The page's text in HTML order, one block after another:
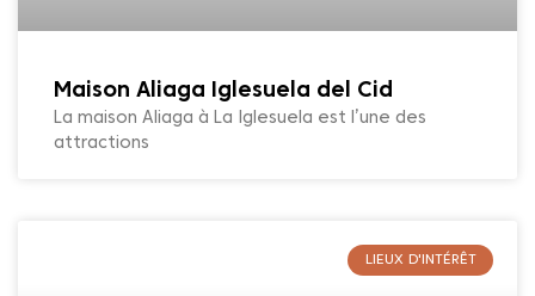
Maison Aliaga Iglesuela del Cid
La maison Aliaga à La Iglesuela est l’une des
attractions
LIEUX D'INTÉRÊT